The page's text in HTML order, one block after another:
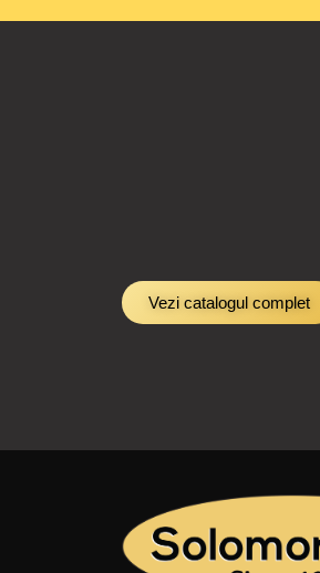
Vezi catalogul complet